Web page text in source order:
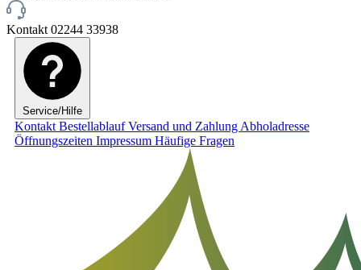
Kontakt 02244 33938
Service/Hilfe
Kontakt BestellablaufVersand und Zahlung Abholadresse
Öffnungszeiten Impressum Häufige Fragen